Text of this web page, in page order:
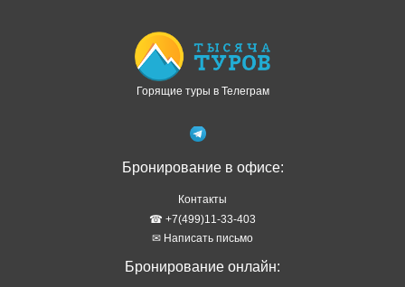
Горящие туры в Телеграм
Бронирование в офисе:
Контакты
☎ +7(499)11-33-403
✉ Написать письмо
Бронирование онлайн: